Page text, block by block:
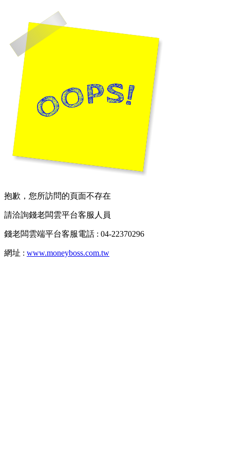
抱歉，您所訪問的頁面不存在
請洽詢錢老闆雲平台客服人員
錢老闆雲端平台客服電話 : 04-22370296
網址 : www.moneyboss.com.tw